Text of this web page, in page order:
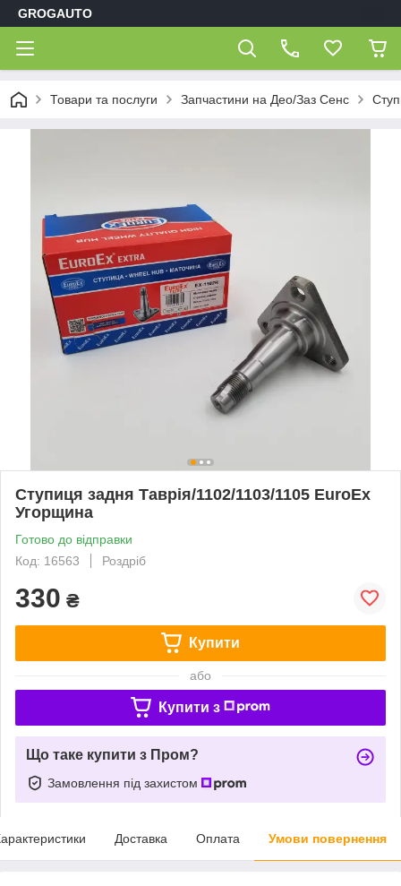
GROGAUTO
Товари та послуги Запчастини на Део/Заз Сенс
Ступиця задня Таврія/1102/1103/1105 EuroEx
Угорщина
Готово до відправки
Код: 16563
Роздріб
330 ₴
Купити
або
Купити з
Що таке купити з Пром?
Замовлення під захистом
Доставка Оплата Умови повернення